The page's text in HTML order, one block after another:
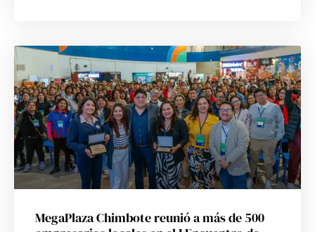
MegaPlaza Chimbote reunió a más de 500